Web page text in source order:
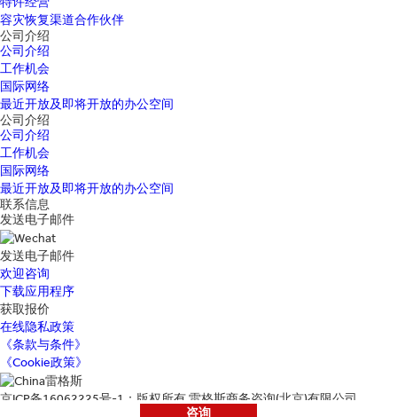
咨询
容灾恢复渠道合作伙伴
公司介绍
公司介绍
工作机会
国际网络
最近开放及即将开放的办公空间
公司介绍
公司介绍
工作机会
国际网络
最近开放及即将开放的办公空间
联系信息
发送电子邮件
发送电子邮件
欢迎咨询
下载应用程序
获取报价
在线隐私政策
《条款与条件》
《Cookie政策》
京ICP备16062225号-1：版权所有 雷格斯商务咨询(北京)有限公司